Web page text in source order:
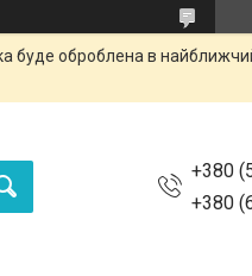
буде оброблена в
+380
+380